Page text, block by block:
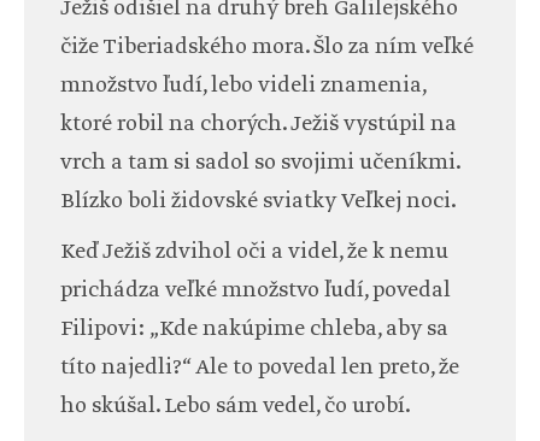
Ježiš odišiel na druhý breh Galilejského
čiže Tiberiadského mora. Šlo za ním veľké
množstvo ľudí, lebo videli znamenia,
ktoré robil na chorých. Ježiš vystúpil na
vrch a tam si sadol so svojimi učeníkmi.
Blízko boli židovské sviatky Veľkej noci.
Keď Ježiš zdvihol oči a videl, že k nemu
prichádza veľké množstvo ľudí, povedal
Filipovi: „Kde nakúpime chleba, aby sa
títo najedli?“ Ale to povedal len preto, že
ho skúšal. Lebo sám vedel, čo urobí.